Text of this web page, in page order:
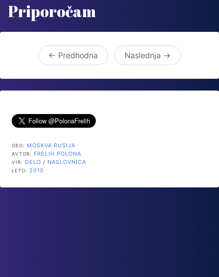
Priporočam
← Predhodna Naslednja →
GEO: MOSKVA RUSIJA
AVTOR: FRELIH POLONA
VIR: DELO / NASLOVNICA
LETO: 2010